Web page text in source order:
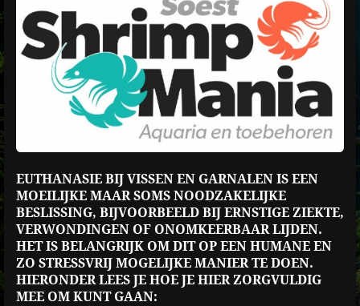
EUTHANASIE BIJ VISSEN EN GARNALEN IS EEN
MOEILIJKE MAAR SOMS NOODZAKELIJKE
BESLISSING, BIJVOORBEELD BIJ ERNSTIGE ZIEKTE,
VERWONDINGEN OF ONOMKEERBAAR LIJDEN.
HET IS BELANGRIJK OM DIT OP EEN HUMANE EN
ZO STRESSVRIJ MOGELIJKE MANIER TE DOEN.
HIERONDER LEES JE HOE JE HIER ZORGVULDIG
MEE OM KUNT GAAN: